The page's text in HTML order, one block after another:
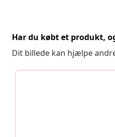
Har du købt et produkt,
Dit billede kan hjælpe